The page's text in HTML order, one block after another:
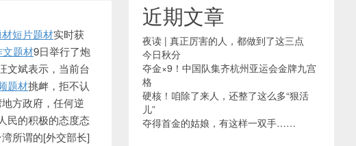
短片题材实时获
文题材9日举行了炮
文斌表示，当前台
题材挑衅，拒不认
方政府，任何逆
民的积极的态度态
所谓的[外交部长]
近期文章
夜读 | 真正厉害的人，都做到了这三点
今日秋分
夺金×9！中国队集齐杭州亚运会金牌九宫
格
硬核！咱除了来人，还整了这么多“狠活
儿”
夺得首金的姑娘，有这样一双手……